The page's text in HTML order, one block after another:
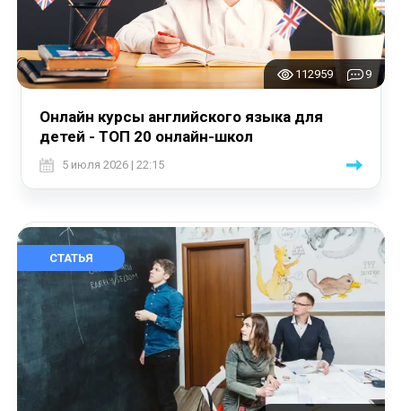
112959 9
Онлайн курсы английского языка для
детей - ТОП 20 онлайн-школ
5 июля 2026 | 22:15
СТАТЬЯ